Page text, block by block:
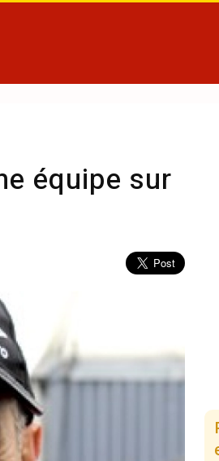
équipe sur